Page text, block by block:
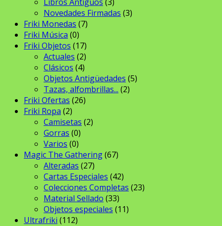
Novedades Firmadas (3)
Friki Monedas (7)
Friki Música (0)
Friki Objetos (17)
Actuales (2)
Clásicos (4)
Objetos Antigüedades (5)
Tazas, alfombrillas... (2)
Friki Ofertas (26)
Friki Ropa (2)
Camisetas (2)
Gorras (0)
Varios (0)
Magic The Gathering(67)
Alteradas (27)
Cartas Especiales (42)
Colecciones Completas (23)
Material Sellado (33)
Objetos especiales (11)
Ultrafriki (112)